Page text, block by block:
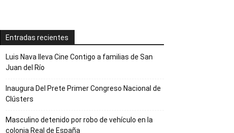
Entradas recientes
Luis Nava lleva Cine Contigo a familias de San
Juan del Río
Inaugura Del Prete Primer Congreso Nacional de
Clústers
Masculino detenido por robo de vehículo en la
colonia Real de España